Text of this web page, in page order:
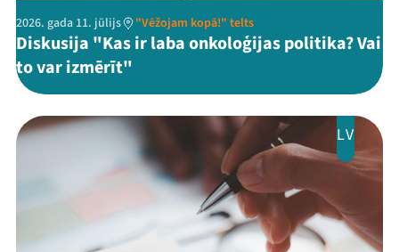
2026. gada 11. jūlijs "Vēžojam kopā!" telts
Diskusija "Kas ir laba onkoloģijas politika? Vai
to var izmērīt"
LV